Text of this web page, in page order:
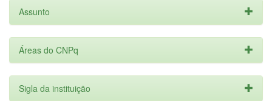
Assunto
Áreas do CNPq
Sigla da instituição